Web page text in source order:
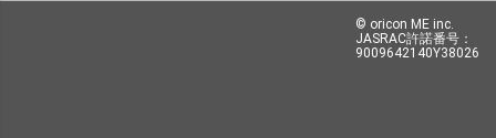
© oricon ME inc.
JASRAC許諾番号：
9009642140Y38026